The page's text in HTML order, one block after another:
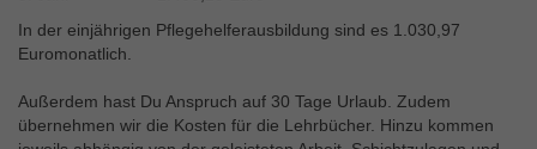
In der einjährigen Pflegehelferausbildung sind es 1.030,97
Euromonatlich.
Außerdem hast Du Anspruch auf 30 Tage Urlaub. Zudem
übernehmen wir die Kosten für die Lehrbücher. Hinzu kommen